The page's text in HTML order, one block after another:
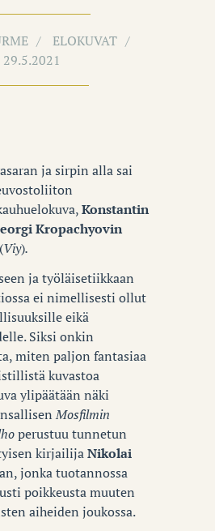
ELOKUVAT
29.5.2021
ja sirpin alla sai
Konstantin
Kropachyovin
(Viy).
ja työläisetiikkaan
ei nimellisesti ollut
eikä
Siksi onkin
miten paljon fantasiaa
kuvastoa
ylipäätään näki
Mosfilmin
perustuu tunnetun
kirjailijaNikolai
jonka tuotannossa
poikkeusta muuten
aiheiden joukossa.